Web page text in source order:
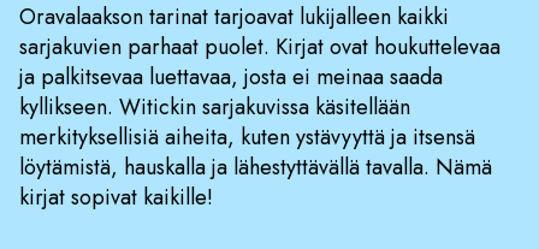
Oravalaakson tarinat tarjoavat lukijalleen kaikki
sarjakuvien parhaat puolet. Kirjat ovat houkuttelevaa
ja palkitsevaa luettavaa, josta ei meinaa saada
kyllikseen. Witickin sarjakuvissa käsitellään
merkityksellisiä aiheita, kuten ystävyyttä ja itsensä
löytämistä, hauskalla ja lähestyttävällä tavalla. Nämä
kirjat sopivat kaikille!